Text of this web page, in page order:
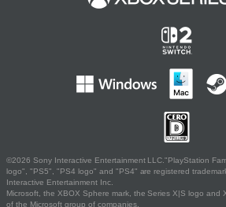
©2026 Sony Interactive Entertainment LLC."PlayStation
logo", "PS5", "PS4 logo" and "PS4" are registered
Interactive Entertainment Inc.
Microsoft, the XBOX Sphere mark, the Series X|S logo and
of the Microsoft group of companies.